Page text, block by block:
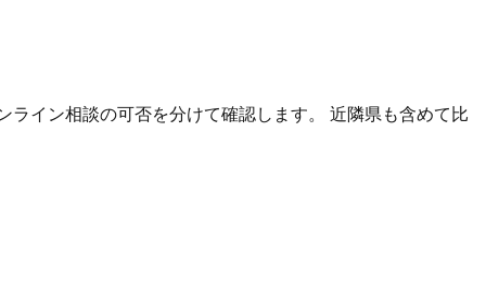
イン相談の可否を分けて確認します。 近隣県も含めて比